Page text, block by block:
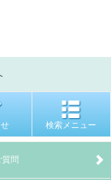
検索メニュー
質問